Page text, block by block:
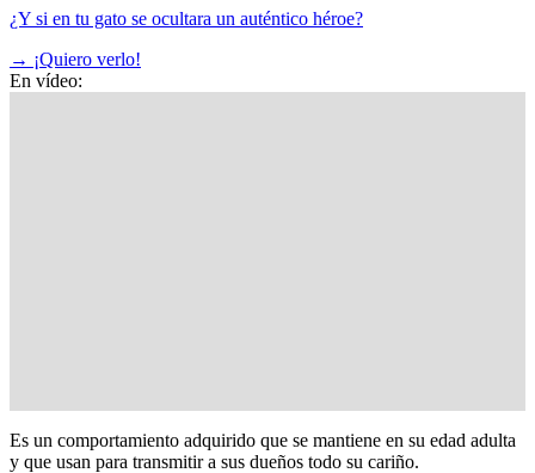
¿Y si en tu gato se ocultara un auténtico héroe?
→ ¡Quiero verlo!
En vídeo:
Es un comportamiento adquirido que se mantiene en su edad adulta
y que usan para transmitir a sus dueños todo su cariño.